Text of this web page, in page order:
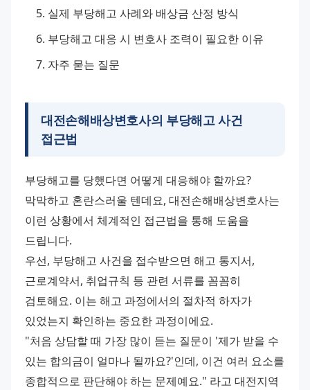
실제 부당해고 사례와 배상금 산정 방식
부당해고 대응 시 변호사 조력이 필요한 이유
자주 묻는 질문
대전손해배상변호사의 부당해고 사건
접근법
부당해고를 당했다면 어떻게 대응해야 할까요?
막막하고 혼란스러울 텐데요, 대전손해배상변호사는
이런 상황에서 체계적인 접근법을 통해 도움을
드립니다.
우선, 부당해고 사건을 접수받으면 해고 통지서,
근로계약서, 취업규칙 등 관련 서류를 꼼꼼히
검토해요. 이는 해고 과정에서의 절차적 하자가
있었는지 확인하는 중요한 과정이에요.
"처음 상담할 때 가장 많이 듣는 질문이 '제가 받을 수
있는 합의금이 얼마나 될까요?'인데, 이건 여러 요소를
종합적으로 판단해야 하는 문제예요." 라고 대전지역